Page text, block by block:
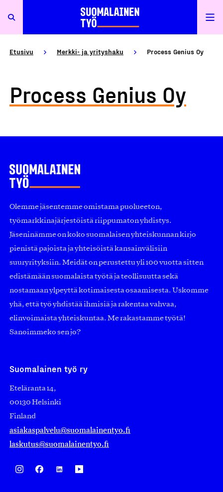
Etusivu Merkki- ja yrityshaku Process Genius Oy
Process Genius Oy
Olemme jäsentemme omistama puolueeton,
työmarkkinajärjestöistä riippumaton yhdistys.
Jäseninämme on koko suomalaisen yhteiskunnan kirjo
pienistä pajoista ja yhteisöistä kansainvälisiin
suuryrityksiin. Meidät on perustettu yli 100 vuotta sitten
edistämään suomalaista työtä ja teollisuutta sekä
nostamaan ylpeyttä kotimaisesta osaamisesta. Uskomme
yhä, että työ yhdistää ihmisiä ja rakentaa vahvaa,
elinvoimaista yhteiskuntaa. Me rakastamme työtä!
Sanoimmeko sen jo?
Suomalainen työ ry
Eteläranta 14,
00130 Helsinki
Finland
asiakaspalvelu@suomalainentyo.fi
laskutus@suomalainentyo.fi